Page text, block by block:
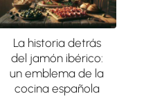
La historia detrás
del jamón ibérico:
un emblema de la
cocina española